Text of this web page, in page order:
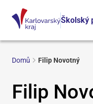
Školský
Domů Filip Novotný
Filip